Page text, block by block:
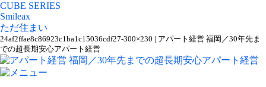
CUBE SERIES
Smileax
ただ住まい
24af2ffae8c86923c1ba1c15036cdf27-300×230 | アパート経営 福岡／30年先ま
での超長期安心アパート経営